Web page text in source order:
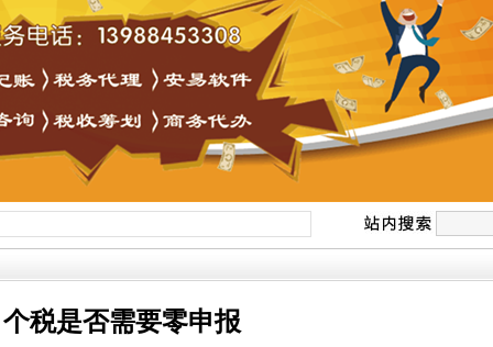
个税是否需要零申报